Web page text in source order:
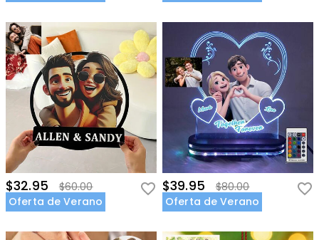
$32.95
$60.00
Oferta de Verano
$39.95
$80.00
Oferta de Verano